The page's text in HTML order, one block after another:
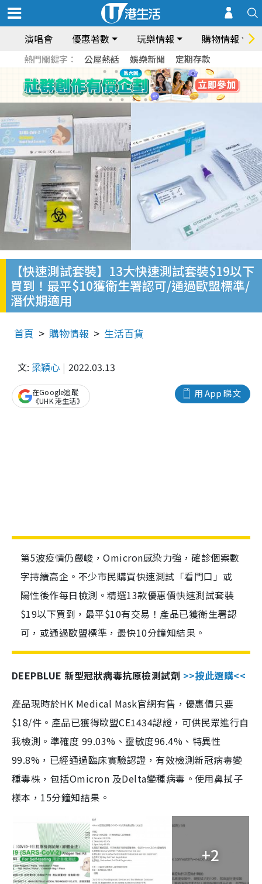
演唱會 優惠著數 玩樂情報 購物情報
熱門關鍵字： 公屋熱話 娛樂新聞 定期存款
【快速測試套裝】13大快速測試套裝$19以下
買到！最平$10獲衛生署認可/通過歐盟標準/
潛伏期適用
首頁 購物情報 生活百貨
文: 梁穎心 2022.03.13
用 App 睇文
在Google追蹤
《UHK 港生活》
第5波疫情仍嚴峻，Omicron感染力強，確診個案數
字持續高企。不少市民購買快速測試「看門口」或
陽性後作每日檢測。精選13款優惠價快速測試套裝
$19以下買到，最平$10有交易！產品已獲衛生署認
可，或通過歐盟標準，最快10分鐘知結果。
DEEPBLUE 新型冠狀病毒抗原檢測試劑 >>按此選購<<
產品現時於HK Medical Mask官網有售，優惠價只要
$18/件。產品已獲得歐盟CE1434認證，可供民眾進行自
我檢測。準確度 99.03%、靈敏度96.4%、特異性
99.8%，已經通過臨床實驗認證，有效檢測新冠病毒變
種毒株，包括Omicron 及Delta變種病毒。使用鼻拭子
樣本，15分鐘知結果。
+2